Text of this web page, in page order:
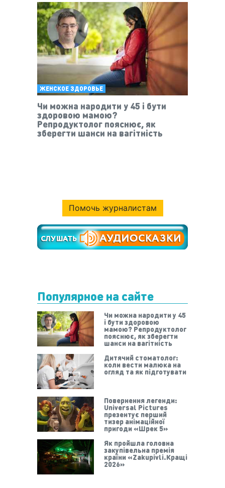
ЖЕНСКОЕ ЗДОРОВЬЕ
Чи можна народити у 45 і бути
здоровою мамою?
Репродуктолог пояснює, як
зберегти шанси на вагітність
Помочь журналистам
Популярное на сайте
Чи можна народити у 45
і бути здоровою
мамою? Репродуктолог
пояснює, як зберегти
шанси на вагітність
Дитячий стоматолог:
коли вести малюка на
огляд та як підготувати
Повернення легенди:
Universal Pictures
презентує перший
тизер анімаційної
пригоди «Шрек 5»
Як пройшла головна
закупівельна премія
країни «Zakupivli.Кращі
2026»